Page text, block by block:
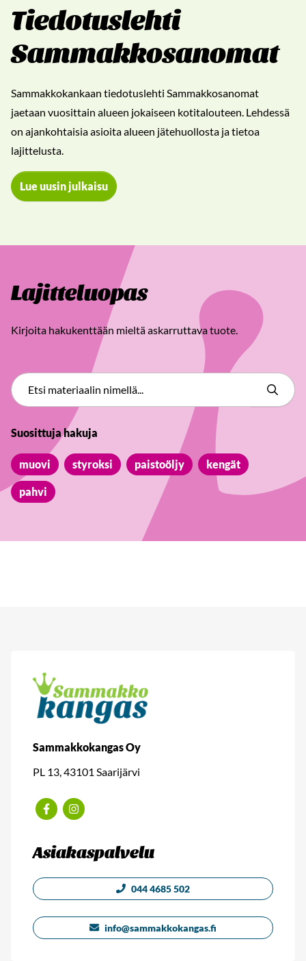
Tiedotuslehti
Sammakkosanomat
Sammakkokankaan tiedotuslehti Sammakkosanomat
jaetaan vuosittain alueen jokaiseen kotitalouteen. Lehdessä
on ajankohtaisia asioita alueen jätehuollosta ja tietoa
lajittelusta.
Lue uusin julkaisu
Lajitteluopas
Kirjoita hakukenttään mieltä askarruttava tuote.
Suosittuja hakuja
muovi styroksi paistoöljy kengät
pahvi
Sammakkokangas Oy
PL 13, 43101 Saarijärvi
FacebookInstagram
Asiakaspalvelu
044 4685 502
info@sammakkokangas.fi